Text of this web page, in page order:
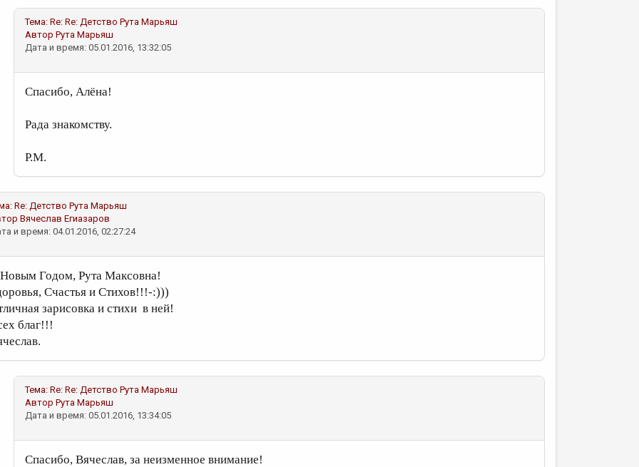
Тема: Re: Re: Детство Рута Марьяш
Автор Рута Марьяш
Дата и время: 05.01.2016, 13:32:05
Спасибо, Алёна!
Рада знакомству.
Р.М.
Re: Детство Рута Марьяш
Вячеслав Егиазаров
и время: 04.01.2016, 02:27:24
Годом, Рута Максовна!
Счастья и Стихов!!!-:)))
зарисовка и стихи в ней!
благ!!!
Тема: Re: Re: Детство Рута Марьяш
Автор Рута Марьяш
Дата и время: 05.01.2016, 13:34:05
Спасибо, Вячеслав, за неизменное внимание!